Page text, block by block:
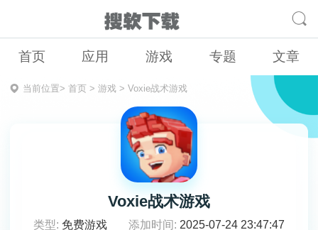
首页 应用 游戏 专题 文章
当前位置> 首页> 游戏> Voxie战术游戏
Voxie战术游戏
类型: 免费游戏 添加时间: 2025-07-24 23:47:47